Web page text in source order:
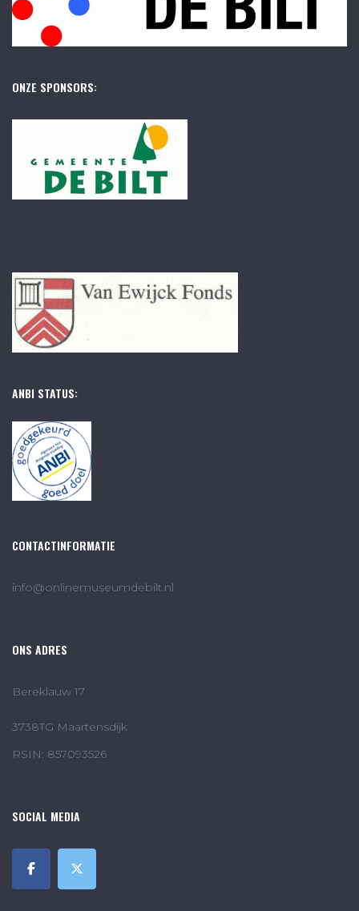
ONZE SPONSORS:
ANBI STATUS:
CONTACTINFORMATIE
info@onlinemuseumdebilt.nl
ONS ADRES
Bereklauw 17
3738TG Maartensdijk
RSIN: 857093526
SOCIAL MEDIA